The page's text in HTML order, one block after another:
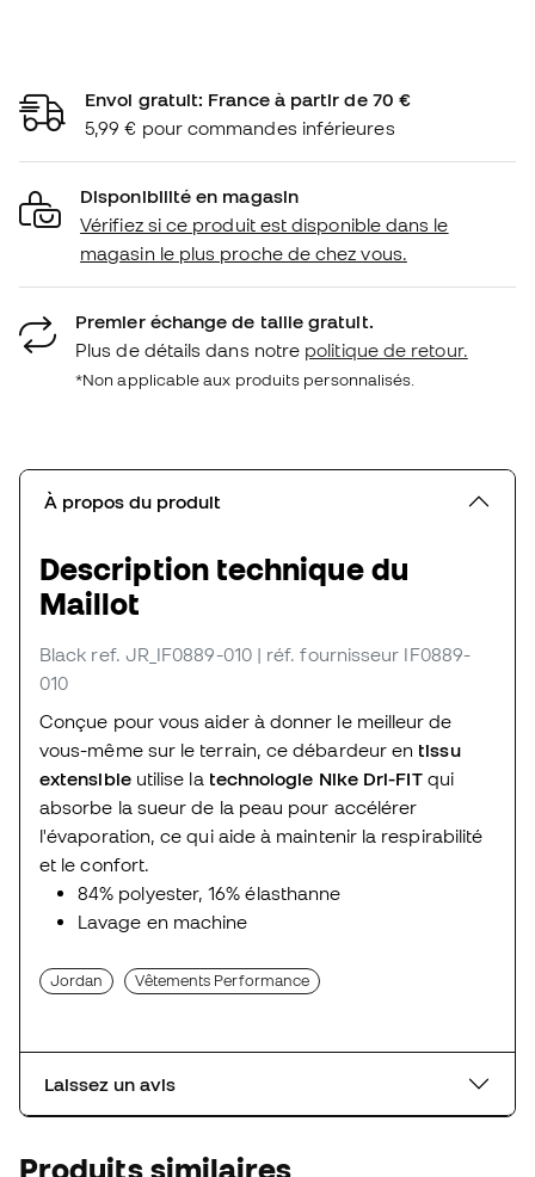
Envoi gratuit: France à partir de 70 €
5,99 € pour commandes inférieures
Disponibilité en magasin
Vérifiez si ce produit est disponible dans le
magasin le plus proche de chez vous.
Premier échange de taille gratuit.
Plus de détails dans notre politique de retour.
*Non applicable aux produits personnalisés.
À propos du produit
Description technique du
Maillot
Black ref. JR_IF0889-010 | réf. fournisseur IF0889-
010
Conçue pour vous aider à donner le meilleur de
vous-même sur le terrain, ce débardeur en tissu
extensibleutilise la technologie Nike Dri-FITqui
absorbe la sueur de la peau pour accélérer
l'évaporation, ce qui aide à maintenir la respirabilité
et le confort.
84% polyester, 16% élasthanne
Lavage en machine
Jordan Vêtements Performance
Laissez un avis
Produits similaires